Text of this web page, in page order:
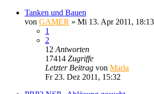
Tanken und Bauen
von GAMER » Mi 13. Apr 2011, 18:13
1
2
12 Antworten
17414 Zugriffe
Letzter Beitrag von Marla
Fr 23. Dez 2011, 15:32